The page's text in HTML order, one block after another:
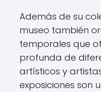
Además de su
museo también
temporales que
profunda de
artísticos y
exposiciones son